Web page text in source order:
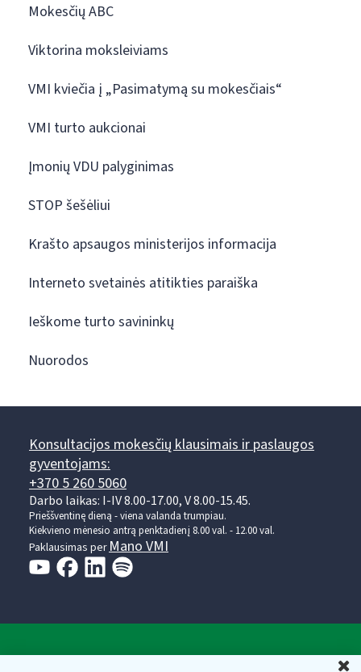
Mokesčių ABC
Viktorina moksleiviams
VMI kviečia į „Pasimatymą su mokesčiais“
VMI turto aukcionai
Įmonių VDU palyginimas
STOP šešėliui
Krašto apsaugos ministerijos informacija
Interneto svetainės atitikties paraiška
Ieškome turto savininkų
Nuorodos
Konsultacijos mokesčių klausimais ir paslaugos
gyventojams:
+370 5 260 5060
Darbo laikas: I-IV 8.00-17.00, V 8.00-15.45.
Prieššventinę dieną - viena valanda trumpiau.
Kiekvieno mėnesio antrą penktadienį 8.00 val. - 12.00 val.
Paklausimas per Mano VMI